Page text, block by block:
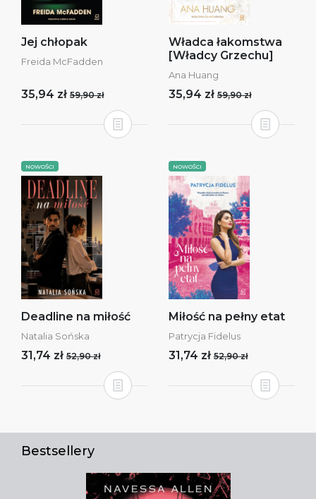
Jej chłopak
Freida McFadden
35,94 zł 59,90 zł
Władca łakomstwa
[Władcy Grzechu]
Ana Huang
35,94 zł 59,90 zł
NOWOŚCI
Deadline na miłość
Natalia Sońska
31,74 zł 52,90 zł
NOWOŚCI
Miłość na pełny etat
Patrycja Fidelus
31,74 zł 52,90 zł
Bestsellery